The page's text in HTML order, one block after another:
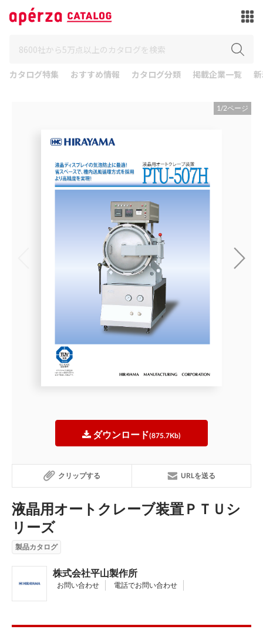
カタログ特集 おすすめ情報 カタログ分類 掲載企業一覧
1/2ページ
ダウンロード(875.7Kb)
クリップする URLを送る
液晶用オートクレーブ装置ＰＴＵシ
リーズ
製品カタログ
株式会社平山製作所
お問い合わせ 電話でお問い合わせ